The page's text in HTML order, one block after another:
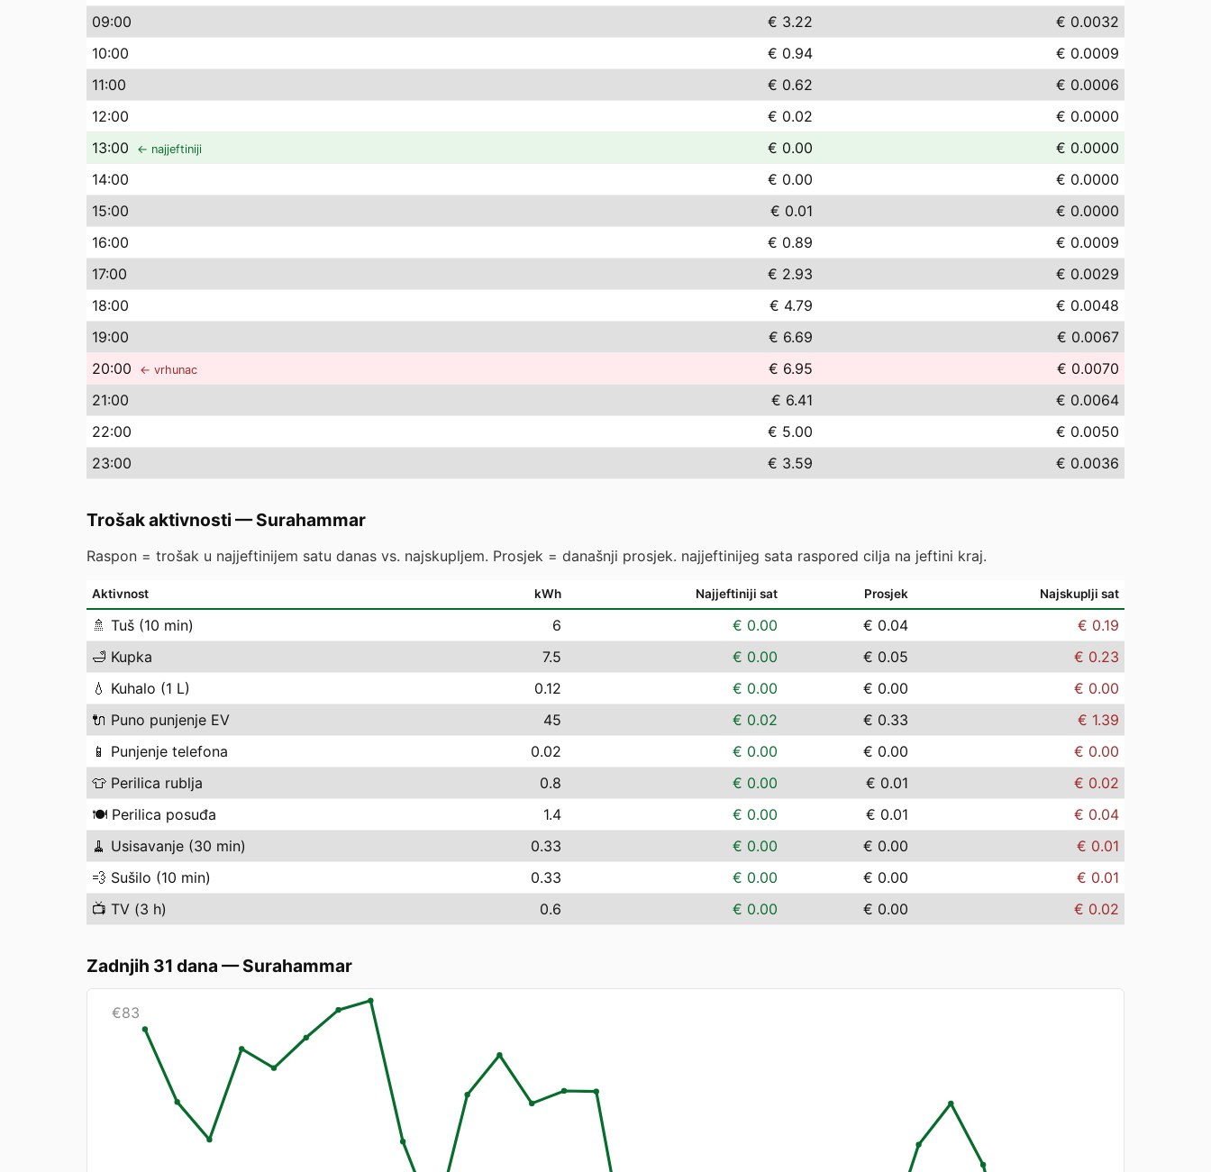
09:00 € 3.22
€ 0.0032
10:00 € 0.94
€ 0.0009
11:00 € 0.62
€ 0.0006
12:00 € 0.02
€ 0.0000
13:00 ← najjeftiniji € 0.00
€ 0.0000
14:00 € 0.00
€ 0.0000
15:00 € 0.01
€ 0.0000
16:00 € 0.89
€ 0.0009
17:00 € 2.93
€ 0.0029
18:00 € 4.79
€ 0.0048
19:00 € 6.69
€ 0.0067
20:00 ← vrhunac € 6.95
€ 0.0070
21:00 € 6.41
€ 0.0064
22:00 € 5.00
€ 0.0050
23:00 € 3.59 € 0.0036
Trošak aktivnosti —Surahammar
Raspon = trošak u najjeftinijem satu danas vs. najskupljem. Prosjek = današnji prosjek. najjeftinijeg sata raspored cilja na jeftini kraj.
Aktivnost kWh Najjeftiniji sat Prosjek Najskuplji sat
🚿 Tuš (10 min) 6 € 0.00 € 0.04
€ 0.19
🛁 Kupka 7.5 € 0.00 € 0.05
€ 0.23
💧 Kuhalo (1 L) 0.12 € 0.00 € 0.00
€ 0.00
🔌 Puno punjenje EV 45 € 0.02 € 0.33
€ 1.39
📱 Punjenje telefona 0.02 € 0.00 € 0.00
€ 0.00
👕 Perilica rublja 0.8 € 0.00 € 0.01
€ 0.02
🍽️ Perilica posuđa 1.4 € 0.00 € 0.01
€ 0.04
🧹 Usisavanje (30 min) 0.33 € 0.00 € 0.00
€ 0.01
💨 Sušilo (10 min) 0.33 € 0.00 € 0.00
€ 0.01
📺 TV (3 h) 0.6 € 0.00 € 0.00 € 0.02
Zadnjih 31 dana —Surahammar
€83